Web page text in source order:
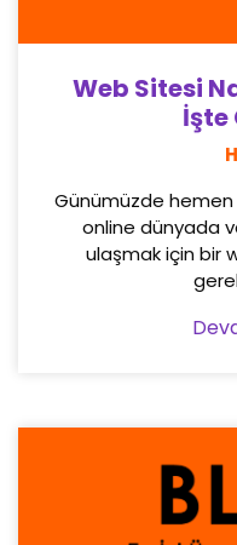
Web Sitesi
İşte
Günümüzde
online dünyada
ulaşmak için bir